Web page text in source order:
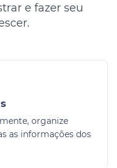
e fazer seu
organize
as informações dos